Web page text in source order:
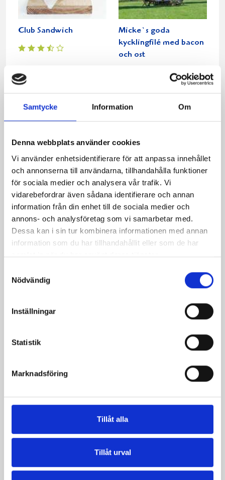
Samtycke Information Om
Denna webbplats använder cookies
Vi använder enhetsidentifierare för att anpassa innehållet
och annonserna till användarna, tillhandahålla funktioner
för sociala medier och analysera vår trafik. Vi
vidarebefordrar även sådana identifierare och annan
information från din enhet till de sociala medier och
annons- och analysföretag som vi samarbetar med.
Dessa kan i sin tur kombinera informationen med annan
information som du har tillhandahållit eller som de har
samlat in när du har använt deras tjänster.
Nödvändig
Inställningar
Statistik
Marknadsföring
Tillåt alla
Tillåt urval
Club Sandwich
Micke`s goda
kycklingfilé med bacon
och ost
Varma mackor med
skinka, tomat och vitlök
Fransk kycklinggryta
Kycklinggryta med
Små goda skinkmackor
med smakrika röror